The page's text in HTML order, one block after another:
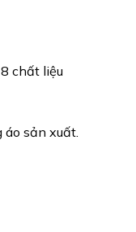
chất liệu
áo sản xuất.